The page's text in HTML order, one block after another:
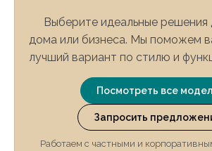
Выберите идеальные решения
дома или бизнеса. Мы поможем
лучший вариант по стилю и
Посмотреть все
Запросить
Работаем с частными и